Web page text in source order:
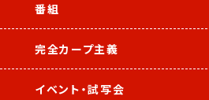
番組
完全カープ主義
イベント・試写会